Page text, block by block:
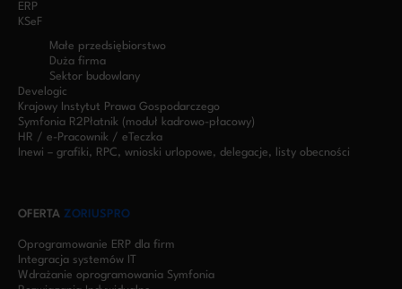
ERP
KSeF
Małe przedsiębiorstwo
Duża firma
Sektor budowlany
Develogic
Krajowy Instytut Prawa Gospodarczego
Symfonia R2Płatnik (moduł kadrowo-płacowy)
HR / e-Pracownik / eTeczka
Inewi – grafiki, RPC, wnioski urlopowe, delegacje, listy obecności
OFERTA ZORIUSPRO
Oprogramowanie ERP dla firm
Integracja systemów IT
Wdrażanie oprogramowania Symfonia